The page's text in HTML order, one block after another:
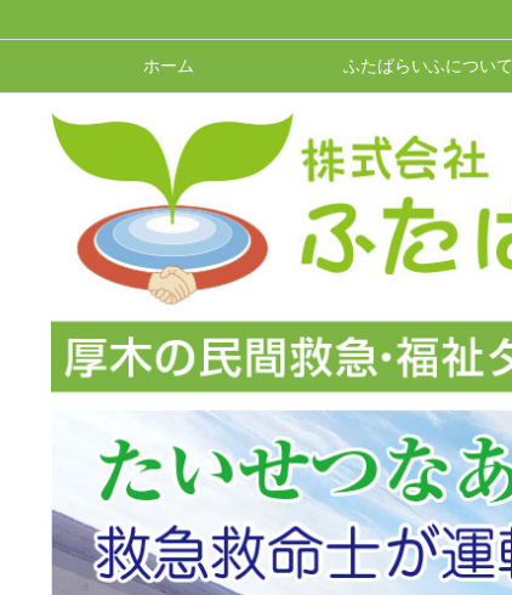
ホーム ふたばらいふについて